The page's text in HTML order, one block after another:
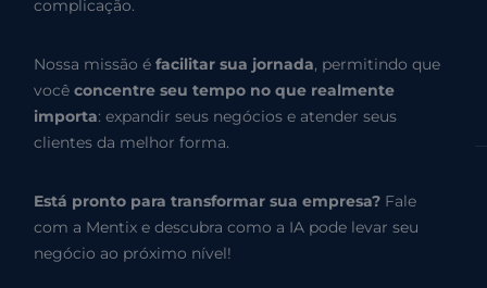
complicação.
Nossa missão éfacilitar sua jornada, permitindo que
vocêconcentre seu tempo no que realmente
importa: expandir seus negócios e atender seus
clientes da melhor forma.
Está pronto para transformar sua empresa? Fale
com a Mentix e descubra como a IA pode levar seu
negócio ao próximo nível!